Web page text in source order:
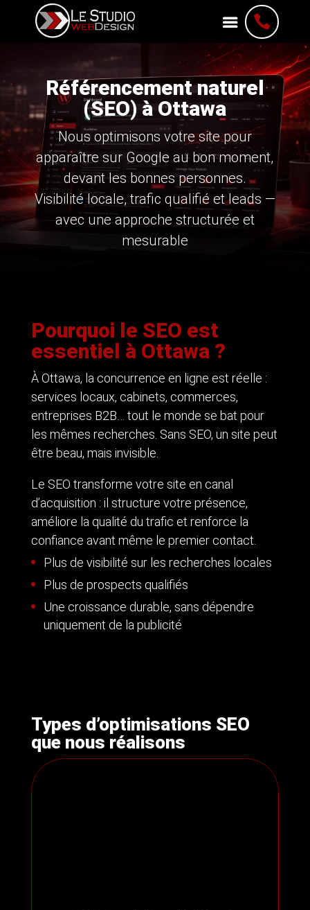

Référencement naturel
(SEO) à Ottawa
Nous optimisons votre site pour
apparaître sur Google au bon moment,
devant les bonnes personnes.
Visibilité locale, trafic qualifié et leads —
avec une approche structurée et
mesurable
Pourquoi le SEO est
essentiel à Ottawa ?
À Ottawa, la concurrence en ligne est réelle :
services locaux, cabinets, commerces,
entreprises B2B… tout le monde se bat pour
les mêmes recherches. Sans SEO, un site peut
être beau, mais invisible.
Le SEO transforme votre site en canal
d’acquisition : il structure votre présence,
améliore la qualité du trafic et renforce la
confiance avant même le premier contact.
Plus de visibilité sur les recherches locales
Plus de prospects qualifiés
Une croissance durable, sans dépendre
uniquement de la publicité
Types d’optimisations SEO
que nous réalisons